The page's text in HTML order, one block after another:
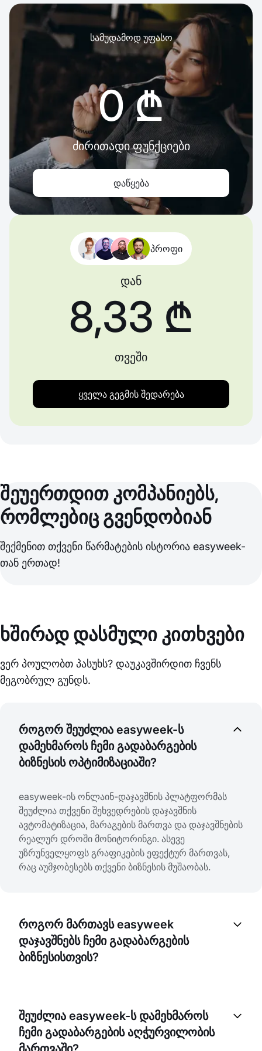
სამუდამოდ უფასო
0 ₾
ძირითადი ფუნქციები
დაწყება
პროფი
დან
8,33 ₾
თვეში
ყველა გეგმის შედარება
შეუერთდით კომპანიებს,
რომლებიც გვენდობიან
შექმენით თქვენი წარმატების ისტორია easyweek-
თან ერთად!
ხშირად დასმული კითხვები
ვერ პოულობთ პასუხს? დაუკავშირდით ჩვენს
მეგობრულ გუნდს.
როგორ შეუძლია easyweek-ს
დამეხმაროს ჩემი გადაბარგების
ბიზნესის ოპტიმიზაციაში?
easyweek-ის ონლაინ-დაჯავშნის პლატფორმას
შეუძლია თქვენი შეხვედრების დაჯავშნის
ავტომატიზაცია, მარაგების მართვა და დაჯავშნების
რეალურ დროში მონიტორინგი. ასევე
უზრუნველყოფს გრაფიკების ეფექტურ მართვას,
რაც აუმჯობესებს თქვენი ბიზნესის მუშაობას.
როგორ მართავს easyweek
დაჯავშნებს ჩემი გადაბარგების
ბიზნესისთვის?
საიტიდან ან easyweek პლატფორმის მეშვეობით.
თქვენ შეგიძლიათ მართოთ ყველა დაჯავშნა
ერთიანი მართვის პანელიდან, დაადასტუროთ ან
შეუძლია easyweek-ს დამეხმაროს
ჩემი გადაბარგების აღჭურვილობის